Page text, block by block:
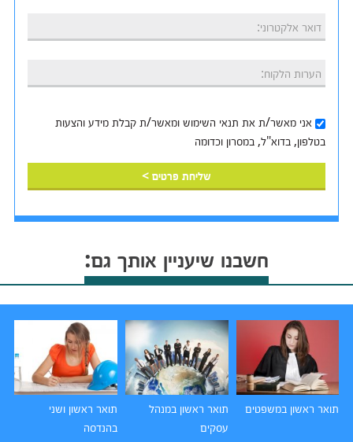
דואר אלקטרוני:
הערות הלקוח:
אני מאשר/ת את תנאי השימושומאשר/ת קבלת מידע והצעות
בטלפון, בדוא"ל, במסרון וכדומה‎‎
שליחת פרטים >
חשבנו שיעניין אותך גם:
תואר ראשון במשפטים
תואר ראשון במנהל
עסקים
תואר ראשון ושני
בהנדסה